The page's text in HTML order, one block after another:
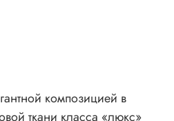
ткани класса «люкс»